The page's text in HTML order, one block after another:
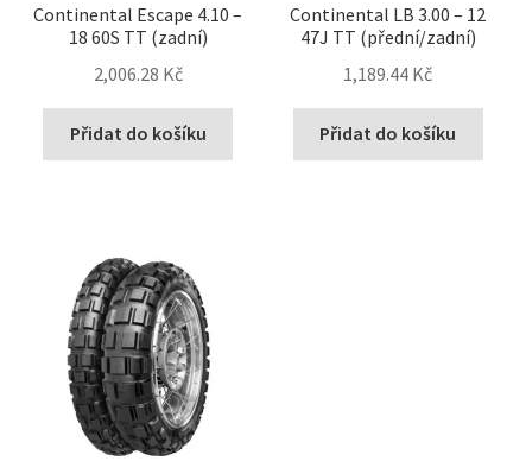
Continental Escape 4.10 –
18 60S TT (zadní)
2,006.28 Kč
Přidat do košíku
Continental LB 3.00 – 12
47J TT (přední/zadní)
1,189.44 Kč
Přidat do košíku